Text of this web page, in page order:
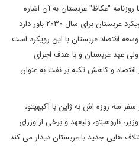
"عکاظ" عربستان به آن اشاره
کرده و اظهار داشتند: ژاپن نه فقط به رویکرد عربستان برای سال ۲۰۳۰ باور دارد
اقتصاد عربستان با این رویکرد است
عهد عربستان و با هدف اجرای
و کاهش تکیه بر نفت به عنوان
سه روزه اش به ژاپن با آکیهیتو،
ناروهیتو، ولیعهد و برخی از وزرای
هایی جدید با عربستان دیدار می کند